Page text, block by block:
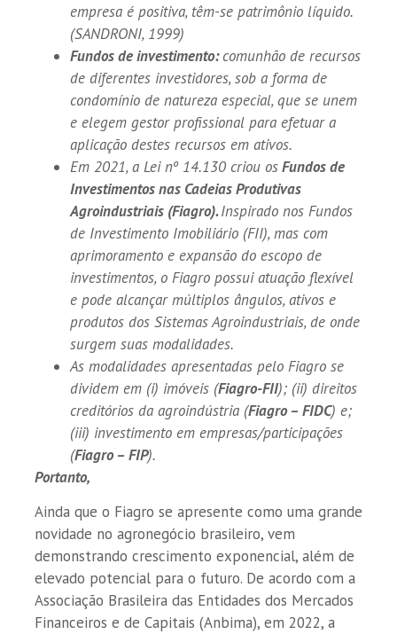
empresa é positiva, têm-se patrimônio líquido.
(SANDRONI, 1999)
Fundos de investimento:comunhão de recursos
de diferentes investidores, sob a forma de
condomínio de natureza especial, que se unem
e elegem gestor profissional para efetuar a
aplicação destes recursos em ativos.
Em 2021, a Lei nº 14.130 criou osFundos de
Investimentos nas Cadeias Produtivas
Agroindustriais (Fiagro).Inspirado nos Fundos
de Investimento Imobiliário (FII), mas com
aprimoramento e expansão do escopo de
investimentos, o Fiagro possui atuação flexível
e pode alcançar múltiplos ângulos, ativos e
produtos dos Sistemas Agroindustriais, de onde
surgem suas modalidades.
As modalidades apresentadas pelo Fiagro se
dividem em (i) imóveis (Fiagro-FII); (ii) direitos
creditórios da agroindústria (Fiagro – FIDC) e;
(iii) investimento em empresas/participações
(Fiagro – FIP).
Portanto,
Ainda que o Fiagro se apresente como uma grande
novidade no agronegócio brasileiro, vem
demonstrando crescimento exponencial, além de
elevado potencial para o futuro. De acordo com a
Associação Brasileira das Entidades dos Mercados
Financeiros e de Capitais (Anbima), em 2022, a